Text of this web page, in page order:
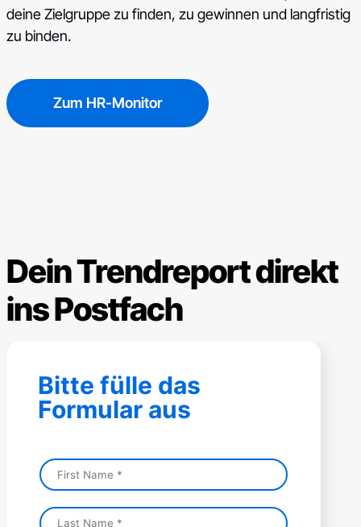
deine Zielgruppe zu finden, zu gewinnen und langfristig
zu binden.
Zum HR-Monitor
Dein Trendreport direkt
ins Postfach